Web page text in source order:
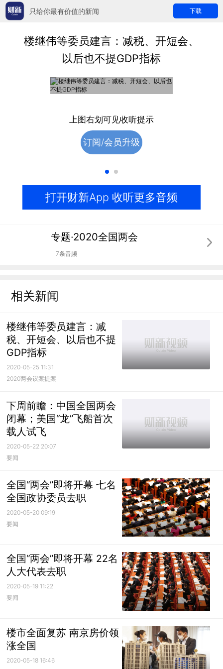
只给你最有价值的新闻 下载
楼继伟等委员建言：减税、开短会、
以后也不提GDP指标
订阅/会员升级
上图右划可见收听提示
打开财新App 收听更多音频
专题·2020全国两会
7条音频
相关新闻
楼继伟等委员建言：减
税、开短会、以后也不提
GDP指标
2020-05-25 11:31
2020两会议案提案
下周前瞻：中国全国两会
闭幕；美国“龙”飞船首次
载人试飞
2020-05-22 20:07
要闻
全国“两会”即将开幕 七名
全国政协委员去职
2020-05-20 09:19
要闻
全国“两会”即将开幕 22名
人大代表去职
2020-05-19 11:22
要闻
楼市全面复苏 南京房价领
涨全国
2020-05-18 16:46